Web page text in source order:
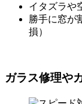
イタズラや
勝手に窓が
損）
ガラス修理や